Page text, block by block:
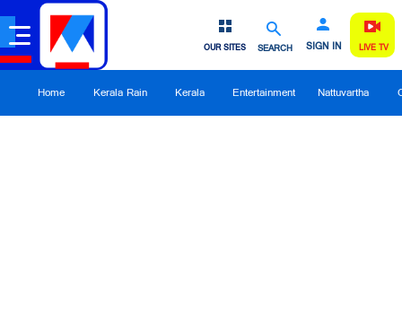
SEARCH SIGN IN
OUR SITES LIVE TV
Home Kerala Rain Kerala Entertainment Nattuvartha